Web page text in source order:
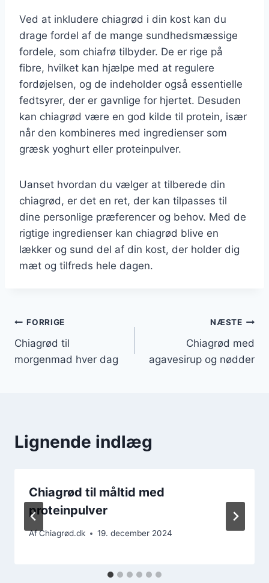
Ved at inkludere chiagrød i din kost kan du
drage fordel af de mange sundhedsmæssige
fordele, som chiafrø tilbyder. De er rige på
fibre, hvilket kan hjælpe med at regulere
fordøjelsen, og de indeholder også essentielle
fedtsyrer, der er gavnlige for hjertet. Desuden
kan chiagrød være en god kilde til protein, især
når den kombineres med ingredienser som
græsk yoghurt eller proteinpulver.
Uanset hvordan du vælger at tilberede din
chiagrød, er det en ret, der kan tilpasses til
dine personlige præferencer og behov. Med de
rigtige ingredienser kan chiagrød blive en
lækker og sund del af din kost, der holder dig
mæt og tilfreds hele dagen.
Indlægsnavigation
FORRIGE
Chiagrød til
morgenmad hver dag
NÆSTE
Chiagrød med
agavesirup og nødder
Lignende indlæg
Chiagrød til måltid med
proteinpulver
AfChiagrød.dk 19. december 2024